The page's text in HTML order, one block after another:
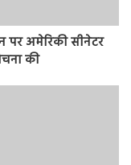
पर अमेरिकी सीनेटर
की